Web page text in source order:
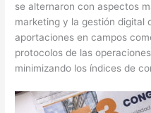
se alternaron con aspectos
marketing y la gestión digital
aportaciones en campos
protocolos de las
minimizando los índices de